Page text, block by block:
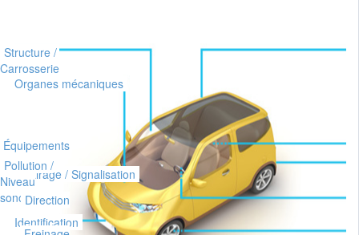
Visibilité
Organes mécaniques
Éclairage / Signalisation
Identification
Structure /
Carrosserie
Équipements
Pollution /
Niveau
sonoreDirection